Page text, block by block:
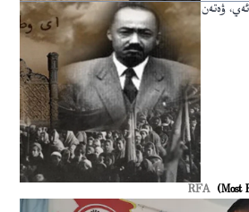
بۇغرا (53): «ئەي، ۋەتەن
RFA